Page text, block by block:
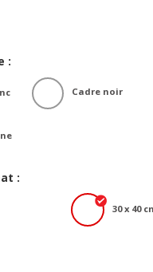
:
Cadre noir
:
30 x 40